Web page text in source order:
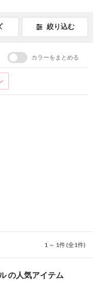
絞り込む
カラーをまとめる
1 ～ 1件 (全1件)
の人気アイテム